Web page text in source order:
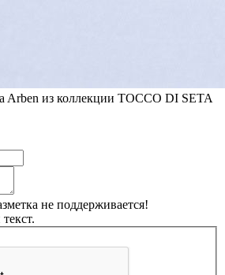
Arben из коллекции TOCCO DI SETA
не поддерживается!